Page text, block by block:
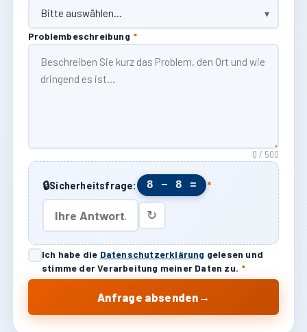
Problembeschreibung *
0 / 500
🔒Sicherheitsfrage: 8 − 8 = *
↻
Ich habe die Datenschutzerklärung gelesen und
stimme der Verarbeitung meiner Daten zu. *
Anfrage absenden →